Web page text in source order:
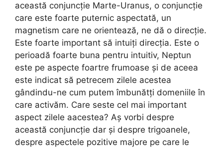
această conjuncție Marte-Uranus, o conjuncție
care este foarte puternic aspectată, un
magnetism care ne orientează, ne dă o direcție.
Este foarte important să intuiți direcția. Este o
perioadă foarte buna pentru intuitiv, Neptun
este pe aspecte foartre frumoase și de aceea
este indicat să petrecem zilele acestea
gândindu-ne cum putem îmbunătți domeniile în
care activăm. Care seste cel mai important
aspect zilele aacestea? Aș vorbi despre
această conjuncție dar și despre trigoanele,
despre aspectele pozitive majore pe care le